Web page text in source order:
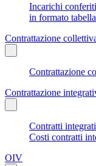
Incarichi
in formato
Contrattazione
Contrattazione
Contrattazione
Contratti
Costi contratti
OIV